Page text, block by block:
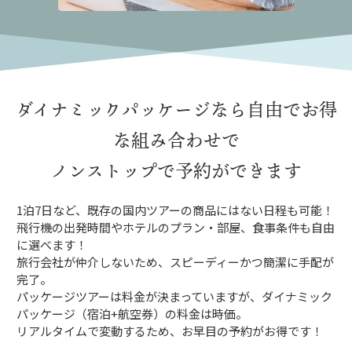
ダイナミックパッケージなら 自由でお得
な組み合わせで
ノンストップで予約ができます
1泊7日など、既存の国内ツアーの商品にはない日程も可能！
飛行機の出発時間やホテルのプラン・部屋、食事条件も自由
に選べます！
旅行会社が仲介しないため、スピーディーかつ簡潔に手配が
完了。
パッケージツアーは料金が決まっていますが、ダイナミック
パッケージ（宿泊+航空券）の料金は時価。
リアルタイムで変動するため、お早目の予約がお得です！